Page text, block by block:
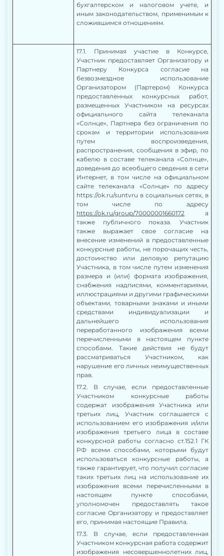
бухгалтерском и налоговом учете, и
иным законодательством, применимым к
сложившимся отношениям.
17.1. Принимая участие в Конкурсе,
Участник предоставляет Организатору и
Партнеру Конкурса согласие на
безвозмездное использование
Организатором (Партером) Конкурса
предоставленных конкурсных работ,
размещенных Участником на ресурсах
официального сайта телеканала
«Солнце», Партнера без ограничения по
срокам и территории использования
путем воспроизведения,
распространения, сообщения в эфир, по
кабелю в составе телеканала «Солнце»,
доведения до всеобщего сведения в сети
Интернет, в том числе на официальном
сайте телеканала «Солнце» по адресу
https://ok.ru/suntvru в социальных сетях, в
том числе по адресу
https://ok.ru/group/70000001660172
а
также публичного показа. Участник
также выражает свое согласие на
внесение изменений в предоставленные
конкурсные работы, не порочащих честь,
достоинство или деловую репутацию
Участника, в том числе путем изменения
размера и (или) формата изображения,
снабжения надписями, комментариями,
иллюстрациями и другими графическими
объектами, товарными знаками и иными
средствами индивидуализации и
дальнейшего использования
переработанного изображения всеми
перечисленными в настоящем пункте
способами. Такие действия не будут
рассматриваться Участником, как
нарушение его личных неимущественных
прав.
17.2. В случае, если предоставленные
Участником конкурсные работы
содержат изображения Участника или
третьих лиц, Участник соглашается с
использованием его изображения и/или
изображения третьего лица в составе
конкурсной работы согласно ст.152.1 ГК
РФ всеми способами, которыми будут
использоваться конкурсные работы, а
также гарантирует, что получил согласие
таких третьих лиц на использование их
изображения всеми перечисленными в
настоящем пункте способами,
уполномочен предоставлять такое
согласие Организатору и предоставляет
его, принимая настоящие Правила.
17.3. В случае, если предоставленная
Участником конкурсная работа содержит
изображения несовершеннолетних лиц,